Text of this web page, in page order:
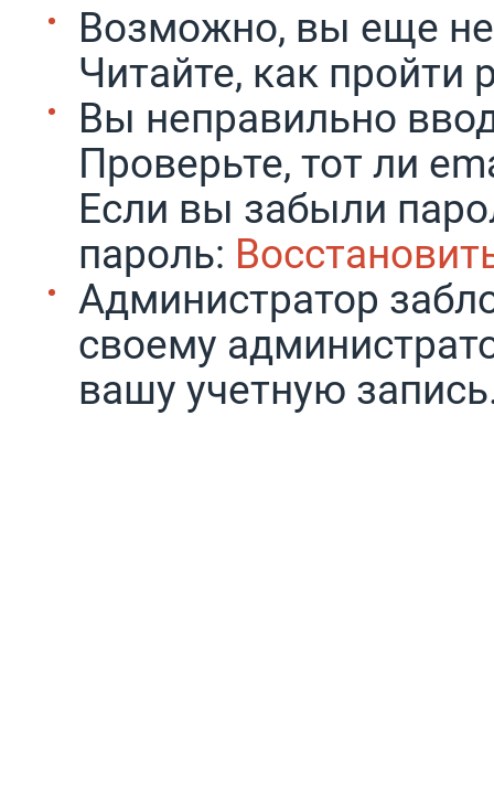
Возможно, вы еще не
Читайте, как пройти
Вы неправильно
Проверьте, тот ли
Если вы забыли
пароль:
Администратор
своему
вашу учетную